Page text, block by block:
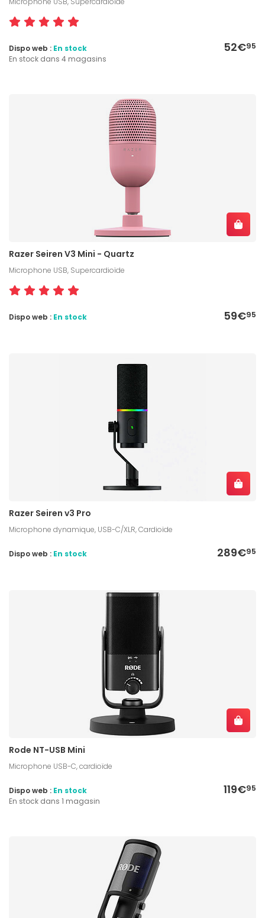
52€95
Dispo web : En stock
En stock dans 4 magasins
Razer Seiren V3 Mini - Quartz
Microphone USB, Supercardioïde
59€95
Dispo web : En stock
Razer Seiren v3 Pro
Microphone dynamique, USB-C/XLR, Cardioïde
289€95
Dispo web : En stock
Rode NT-USB Mini
Microphone USB-C, cardioïde
119€95
Dispo web : En stock
En stock dans 1 magasin